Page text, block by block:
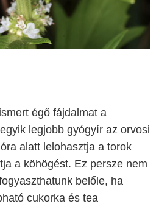
égő fájdalmat a
legjobb gyógyír az orvosi
alatt lelohasztja a torok
a köhögést. Ez persze nem
belőle, ha
cukorka és tea